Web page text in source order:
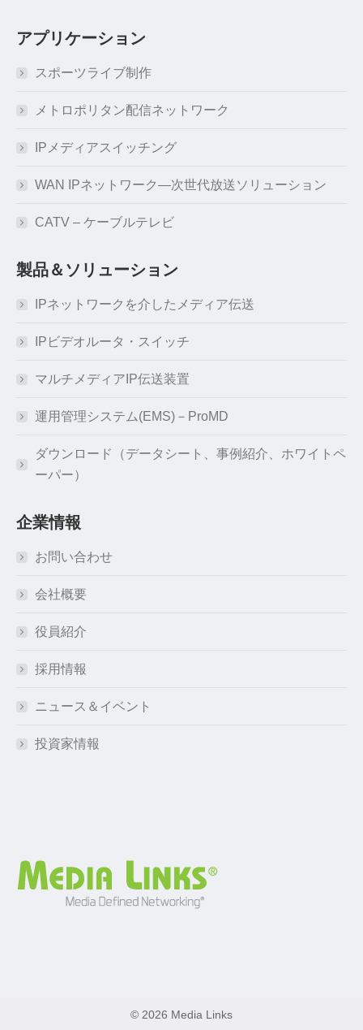
アプリケーション
スポーツライブ制作
メトロポリタン配信ネットワーク
IPメディアスイッチング
WAN IPネットワーク―次世代放送ソリューション
CATV – ケーブルテレビ
製品＆ソリューション
IPネットワークを介したメディア伝送
IPビデオルータ・スイッチ
マルチメディアIP伝送装置
運用管理システム(EMS)－ProMD
ダウンロード（データシート、事例紹介、ホワイトペ
ーパー）
企業情報
お問い合わせ
会社概要
役員紹介
採用情報
ニュース＆イベント
投資家情報
© 2026 Media Links